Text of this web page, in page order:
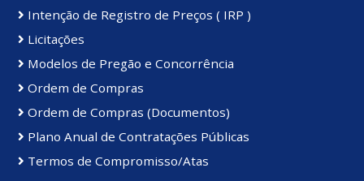
Intenção de Registro de Preços ( IRP )
Licitações
Modelos de Pregão e Concorrência
Ordem de Compras
Ordem de Compras (Documentos)
Plano Anual de Contratações Públicas
Termos de Compromisso/Atas